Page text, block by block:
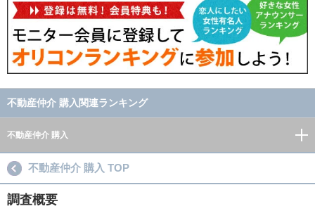
不動産仲介 購入関連ランキング
不動産仲介 購入
不動産仲介 購入 TOP
調査概要